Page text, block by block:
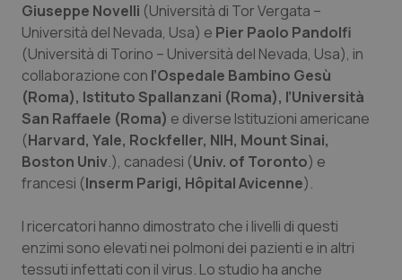
Veneto
Oncoematologia
Oncologia & Nutrizione
Psoriasi & pelle
Quotidiano Cardiologia
Quotidiano Oncologia
Giuseppe Novelli (Università di Tor Vergata –
Università del Nevada, Usa) e Pier Paolo Pandolfi
(Università di Torino – Università del Nevada, Usa), in
collaborazione con l’Ospedale Bambino Gesù
(Roma), Istituto Spallanzani (Roma), l’Università
San Raffaele (Roma) e diverse Istituzioni americane
(Harvard, Yale, Rockfeller, NIH, Mount Sinai,
Boston Univ.), canadesi (Univ. of Toronto) e
francesi (Inserm Parigi, Hôpital Avicenne).
I ricercatori hanno dimostrato che i livelli di questi
enzimi sono elevati nei polmoni dei pazienti e in altri
tessuti infettati con il virus. Lo studio ha anche